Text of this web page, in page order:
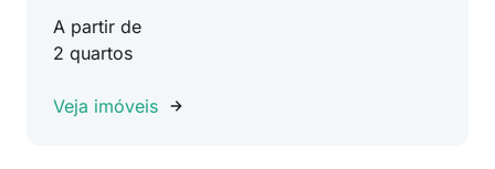
A partir de
2 quartos
Veja imóveis